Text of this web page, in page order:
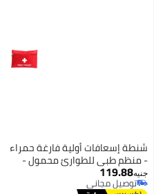
شنطة إسعافات أولية فارغة حمراء
- منظم طبي للطوارئ محمول -
حقيبة تخزين خفيفة الوزن للسفر
والتخييم وأمان السيارة
جنيه119.88
توصيل مجاني